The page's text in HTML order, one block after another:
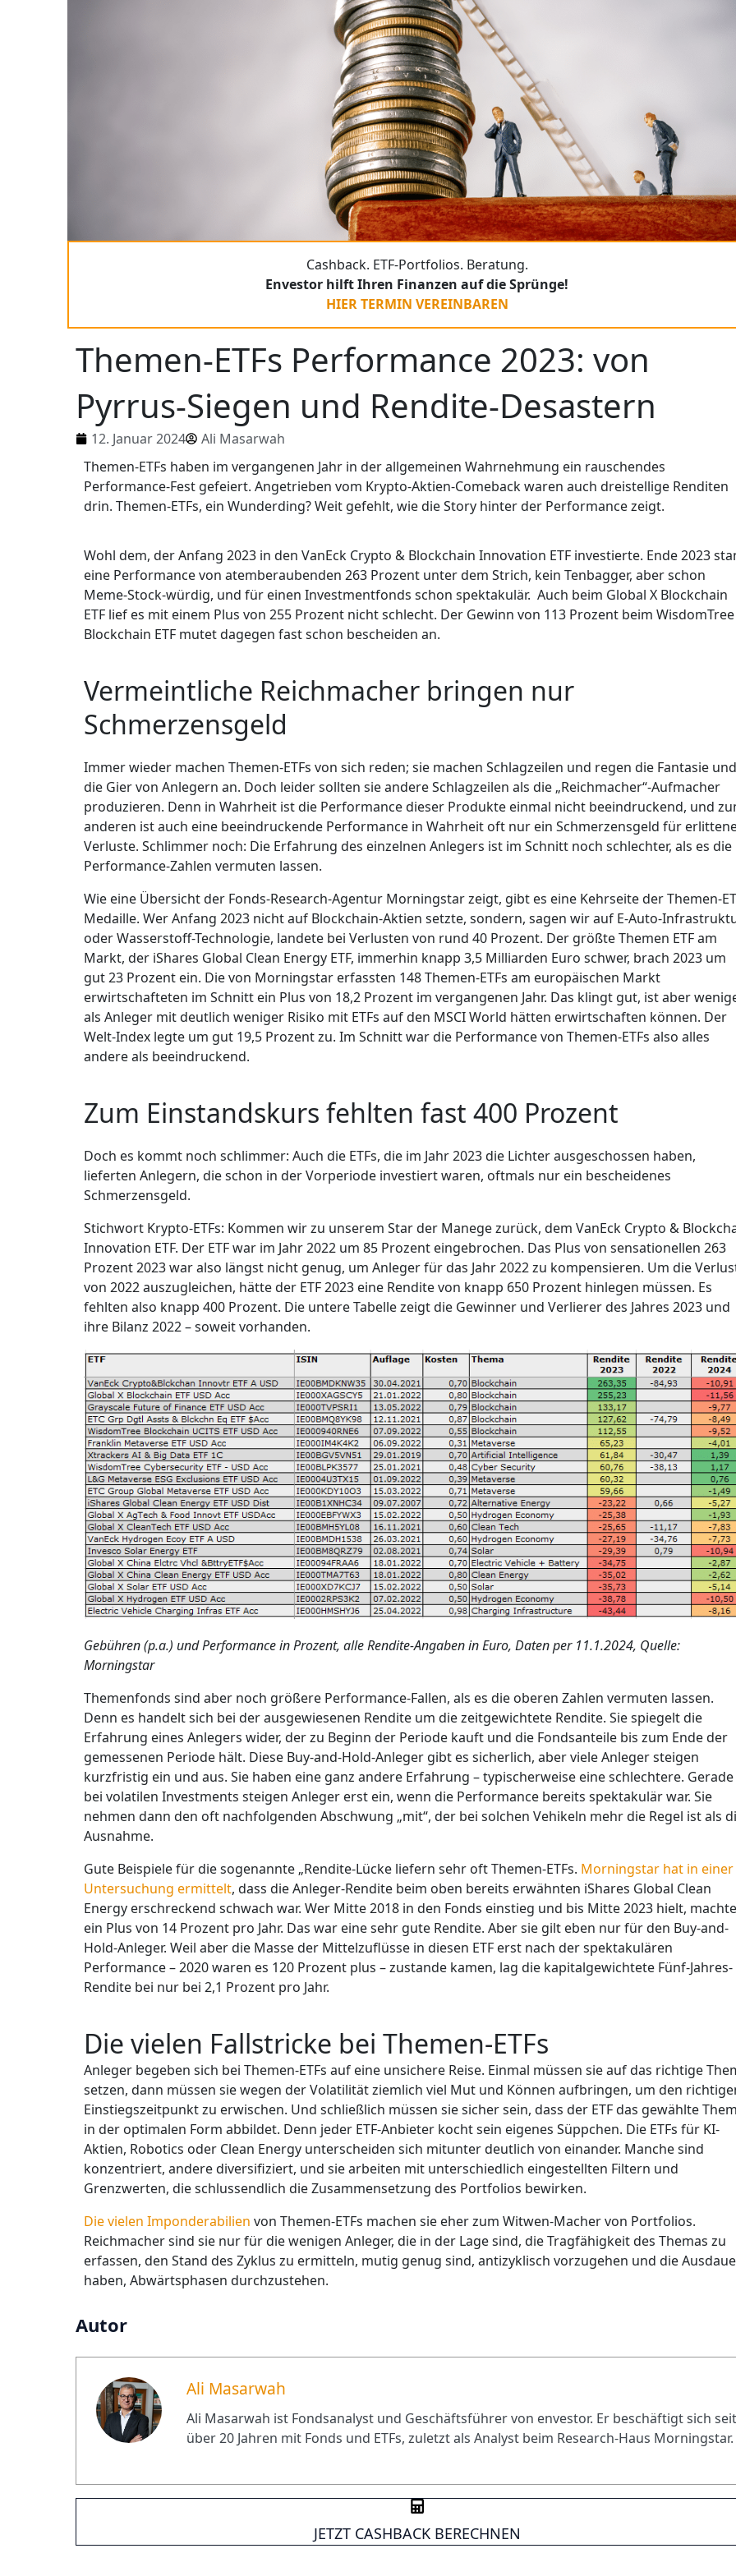
Cashback. ETF-Portfolios. Beratung.
Envestor hilft Ihren Finanzen auf die Sprünge!
HIER TERMIN VEREINBAREN
Themen-ETFs Performance 2023: von
Pyrrus-Siegen und Rendite-Desastern
12. Januar 2024
Ali Masarwah
Themen-ETFs haben im vergangenen Jahr in der allgemeinen Wahrnehmung ein rauschendes
Performance-Fest gefeiert. Angetrieben vom Krypto-Aktien-Comeback waren auch dreistellige Renditen
drin. Themen-ETFs, ein Wunderding? Weit gefehlt, wie die Story hinter der Performance zeigt.
Wohl dem, der Anfang 2023 in den VanEck Crypto & Blockchain Innovation ETF investierte. Ende 2023
eine Performance von atemberaubenden 263 Prozent unter dem Strich, kein Tenbagger, aber schon
Meme-Stock-würdig, und für einen Investmentfonds schon spektakulär. Auch beim Global X Blockchain
ETF lief es mit einem Plus von 255 Prozent nicht schlecht. Der Gewinn von 113 Prozent beim WisdomTree
Blockchain ETF mutet dagegen fast schon bescheiden an.
Vermeintliche Reichmacher bringen nur
Schmerzensgeld
Immer wieder machen Themen-ETFs von sich reden; sie machen Schlagzeilen und regen die Fantasie und
die Gier von Anlegern an. Doch leider sollten sie andere Schlagzeilen als die „Reichmacher“-Aufmacher
produzieren. Denn in Wahrheit ist die Performance dieser Produkte einmal nicht beeindruckend, und
anderen ist auch eine beeindruckende Performance in Wahrheit oft nur ein Schmerzensgeld für
Verluste. Schlimmer noch: Die Erfahrung des einzelnen Anlegers ist im Schnitt noch schlechter, als es die
Performance-Zahlen vermuten lassen.
Wie eine Übersicht der Fonds-Research-Agentur Morningstar zeigt, gibt es eine Kehrseite der Themen-
Medaille. Wer Anfang 2023 nicht auf Blockchain-Aktien setzte, sondern, sagen wir auf E-Auto-
oder Wasserstoff-Technologie, landete bei Verlusten von rund 40 Prozent. Der größte Themen ETF am
Markt, der iShares Global Clean Energy ETF, immerhin knapp 3,5 Milliarden Euro schwer, brach 2023 um
gut 23 Prozent ein. Die von Morningstar erfassten 148 Themen-ETFs am europäischen Markt
erwirtschafteten im Schnitt ein Plus von 18,2 Prozent im vergangenen Jahr. Das klingt gut, ist aber
als Anleger mit deutlich weniger Risiko mit ETFs auf den MSCI World hätten erwirtschaften können. Der
Welt-Index legte um gut 19,5 Prozent zu. Im Schnitt war die Performance von Themen-ETFs also alles
andere als beeindruckend.
Zum Einstandskurs fehlten fast 400 Prozent
Doch es kommt noch schlimmer: Auch die ETFs, die im Jahr 2023 die Lichter ausgeschossen haben,
lieferten Anlegern, die schon in der Vorperiode investiert waren, oftmals nur ein bescheidenes
Schmerzensgeld.
Stichwort Krypto-ETFs: Kommen wir zu unserem Star der Manege zurück, dem VanEck Crypto &
Innovation ETF. Der ETF war im Jahr 2022 um 85 Prozent eingebrochen. Das Plus von sensationellen 263
Prozent 2023 war also längst nicht genug, um Anleger für das Jahr 2022 zu kompensieren. Um die
von 2022 auszugleichen, hätte der ETF 2023 eine Rendite von knapp 650 Prozent hinlegen müssen. Es
fehlten also knapp 400 Prozent. Die untere Tabelle zeigt die Gewinner und Verlierer des Jahres 2023 und
ihre Bilanz 2022 – soweit vorhanden.
Gebühren (p.a.) und Performance in Prozent, alle Rendite-Angaben in Euro, Daten per 11.1.2024, Quelle:
Morningstar
Themenfonds sind aber noch größere Performance-Fallen, als es die oberen Zahlen vermuten lassen.
Denn es handelt sich bei der ausgewiesenen Rendite um die zeitgewichtete Rendite. Sie spiegelt die
Erfahrung eines Anlegers wider, der zu Beginn der Periode kauft und die Fondsanteile bis zum Ende der
gemessenen Periode hält. Diese Buy-and-Hold-Anleger gibt es sicherlich, aber viele Anleger steigen
kurzfristig ein und aus. Sie haben eine ganz andere Erfahrung – typischerweise eine schlechtere. Gerade
bei volatilen Investments steigen Anleger erst ein, wenn die Performance bereits spektakulär war. Sie
nehmen dann den oft nachfolgenden Abschwung „mit“, der bei solchen Vehikeln mehr die Regel ist als
Ausnahme.
Gute Beispiele für die sogenannte „Rendite-Lücke liefern sehr oft Themen-ETFs. Morningstar hat in einer
Untersuchung ermittelt, dass die Anleger-Rendite beim oben bereits erwähnten iShares Global Clean
Energy erschreckend schwach war. Wer Mitte 2018 in den Fonds einstieg und bis Mitte 2023 hielt, machte
ein Plus von 14 Prozent pro Jahr. Das war eine sehr gute Rendite. Aber sie gilt eben nur für den Buy-and-
Hold-Anleger. Weil aber die Masse der Mittelzuflüsse in diesen ETF erst nach der spektakulären
Performance – 2020 waren es 120 Prozent plus – zustande kamen, lag die kapitalgewichtete Fünf-Jahres-
Rendite bei nur bei 2,1 Prozent pro Jahr.
Die vielen Fallstricke bei Themen-ETFs
Anleger begeben sich bei Themen-ETFs auf eine unsichere Reise. Einmal müssen sie auf das richtige
setzen, dann müssen sie wegen der Volatilität ziemlich viel Mut und Können aufbringen, um den
Einstiegszeitpunkt zu erwischen. Und schließlich müssen sie sicher sein, dass der ETF das gewählte
in der optimalen Form abbildet. Denn jeder ETF-Anbieter kocht sein eigenes Süppchen. Die ETFs für KI-
Aktien, Robotics oder Clean Energy unterscheiden sich mitunter deutlich von einander. Manche sind
konzentriert, andere diversifiziert, und sie arbeiten mit unterschiedlich eingestellten Filtern und
Grenzwerten, die schlussendlich die Zusammensetzung des Portfolios bewirken.
Die vielen Imponderabilien von Themen-ETFs machen sie eher zum Witwen-Macher von Portfolios.
Reichmacher sind sie nur für die wenigen Anleger, die in der Lage sind, die Tragfähigkeit des Themas zu
erfassen, den Stand des Zyklus zu ermitteln, mutig genug sind, antizyklisch vorzugehen und die
haben, Abwärtsphasen durchzustehen.
Autor
Ali Masarwah
Ali Masarwah ist Fondsanalyst und Geschäftsführer von envestor. Er beschäftigt sich seit
über 20 Jahren mit Fonds und ETFs, zuletzt als Analyst beim Research-Haus Morningstar.
JETZT CASHBACK BERECHNEN